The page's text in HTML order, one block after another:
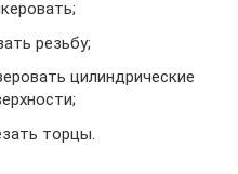
резьбу;
цилиндрические
торцы.